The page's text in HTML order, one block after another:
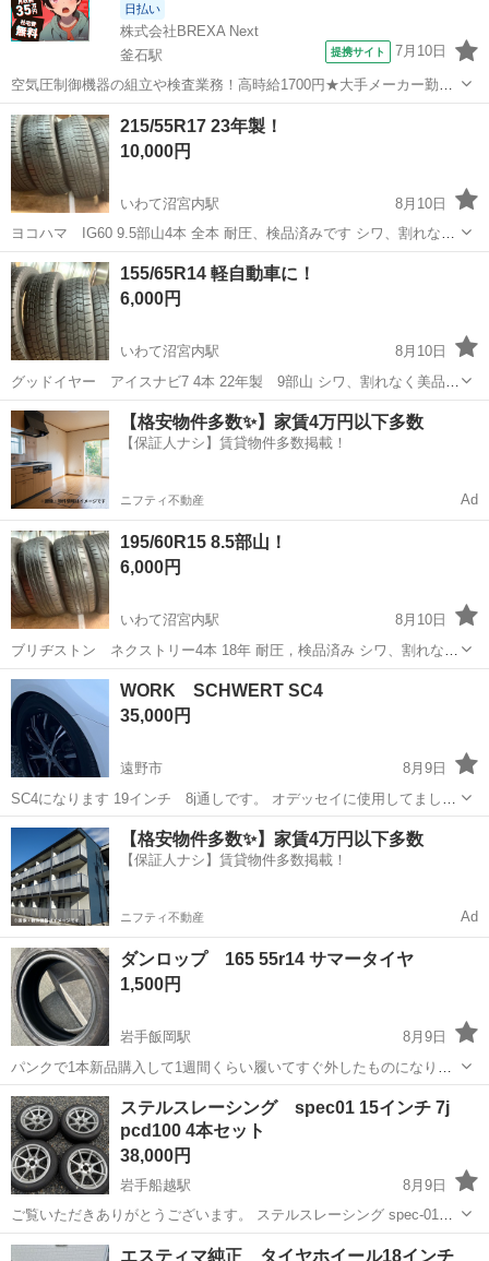
日払い
株式会社BREXA Next
釜石駅
提携サイト 7月10日
空気圧制御機器の組立や検査業務！高時給1700円★大手メーカー勤
務！嬉しい寮費無料！ワンルーム寮完備★マイカー通勤OK＆工場敷地
内に無料駐車場あり★！《岩手県釜石市》 人気の工場のお仕事 ◇空気
圧制御機器（シリンダ、バルブ...
岩手 釜石市 その他
215/55R17 23年製！
10,000円
いわて沼宮内駅
8月10日
ヨコハマ IG60 9.5部山4本 全本 耐圧、検品済みです シワ、割れなく
美品です 相場の３分の1位の値段です。 抜群に効きます！ まだまだ履
けます。 冬タイヤが高騰する中、安価で安心を買いませんか？ シーズ
ン前の特価です...
岩手 岩手郡 いわて沼宮内駅 タイヤ、ホイール
155/65R14 軽自動車に！
6,000円
いわて沼宮内駅
8月10日
グッドイヤー アイスナビ7 4本 22年製 9部山 シワ、割れなく美品で
す まだまだ履けます。 ナビ7は効きます！！ 冬タイヤがとても高いの
で、今のうちに安価で買いませんか？ タイヤ交換作業一式も承ります
ので是非御用命下さ...
岩手 岩手郡 いわて沼宮内駅 タイヤ、ホイール
軽自動車
【格安物件多数✨】家賃4万円以下多数
【保証人ナシ】賃貸物件多数掲載！
ニフティ不動産 Ad
195/60R15 8.5部山！
6,000円
いわて沼宮内駅
8月10日
ブリヂストン ネクストリー4本 18年 耐圧，検品済み シワ、割れなく
美品です BS製ですし、まだまだ履けます。 遠出する前に安心を安価
で買いませんか？ タイヤ交換作業一式も承りますので是非御用命下さ
いませ！ 自己紹介文必...
岩手 岩手郡
WORK SCHWERT SC4
35,000円
遠野市
8月9日
SC4になります 19インチ 8j通しです。 オデッセイに使用してまし
た！比較的に綺麗です！ タイヤはおまけとお考えください！
岩手 遠野市 タイヤ、ホイール 19インチ
【格安物件多数✨】家賃4万円以下多数
【保証人ナシ】賃貸物件多数掲載！
ニフティ不動産 Ad
ダンロップ 165 55r14 サマータイヤ
1,500円
岩手飯岡駅
8月9日
パンクで1本新品購入して1週間くらい履いてすぐ外したものになりま
す。9割以上の溝。 画像確認してください。タイヤ1本。格安品。 必要
な方いましたら宜しくお願いしますm(__)m しっかり購入希望のあるま
ともな普通の人きてく...
岩手 盛岡市 タイヤ、ホイール ダンロップ
ステルスレーシング spec01 15インチ 7j
pcd100 4本セット
38,000円
岩手船越駅
8月9日
ご覧いただきありがとうございます。 ステルスレーシング spec-01の4
本セットです。 15インチ 7j pcd100の4穴です。 185/55r15のタイヤも
岩手 下閉伊郡 岩手船越駅 タイヤ、ホイール
エスティマ純正 タイヤホイール18インチ